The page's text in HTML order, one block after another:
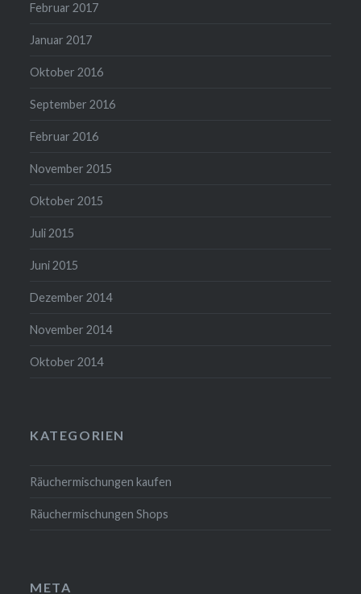
Februar 2017
Januar 2017
Oktober 2016
September 2016
Februar 2016
November 2015
Oktober 2015
Juli 2015
Juni 2015
Dezember 2014
November 2014
Oktober 2014
KATEGORIEN
Räuchermischungen kaufen
Räuchermischungen Shops
META